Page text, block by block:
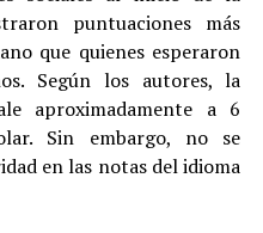
puntuaciones más
que quienes esperaron
Según los autores, la
aproximadamente a 6
Sin embargo, no se
en las notas del idioma